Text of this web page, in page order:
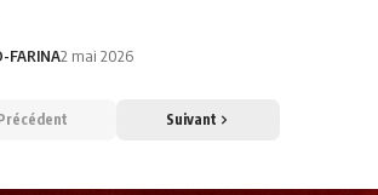
FARINA2 mai 2026
Suivant